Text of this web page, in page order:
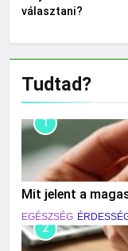
választani?
Tudtad?
1
Mit jelent a
EGÉSZSÉG
2